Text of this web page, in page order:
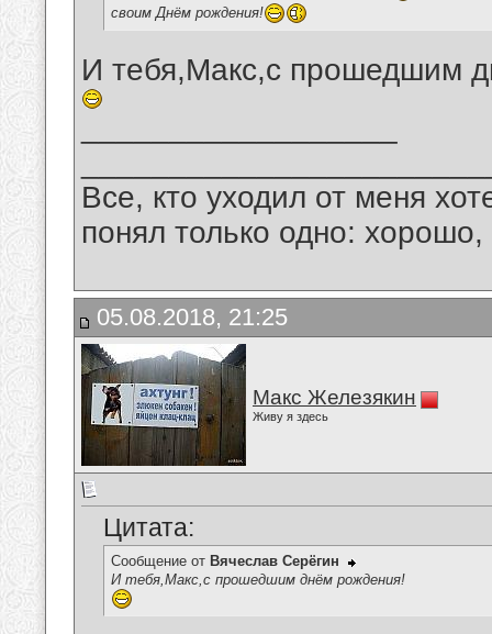
своим Днём рождения!
И тебя,Макс,с прошедшим
Все, кто уходил от меня
понял только одно:
05.08.2018, 21:25
Макс Железякин
Живу я здесь
Цитата:
Сообщение от Вячеслав Серёгин
И тебя,Макс,с прошедшим днём рождения!